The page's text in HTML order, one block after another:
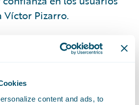
content and ads, to
Víctor Pizarro.
en busca de mayor
de la digitalización se